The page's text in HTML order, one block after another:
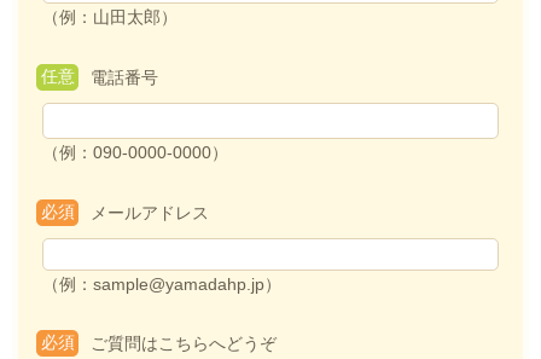
（例：山田太郎）
電話番号
任意
（例：090-0000-0000）
メールアドレス
必須
（例：sample@yamadahp.jp）
ご質問はこちらへどうぞ
必須